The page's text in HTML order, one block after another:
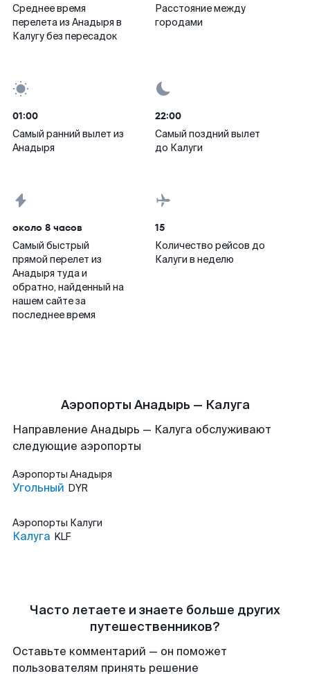
Среднее время
перелета из Анадыря в
Калугу без пересадок
Расстояние между
городами
01:00
Самый ранний вылет из
Анадыря
22:00
Самый поздний вылет
до Калуги
около 8 часов
Самый быстрый
прямой перелет из
Анадыря туда и
обратно, найденный на
нашем сайте за
последнее время
15
Количество рейсов до
Калуги в неделю
Аэропорты Анадырь — Калуга
Направление Анадырь — Калуга обслуживают
следующие аэропорты
Аэропорты Анадыря
Угольный DYR
Аэропорты Калуги
Калуга KLF
Часто летаете и знаете больше других
путешественников?
Оставьте комментарий — он поможет
пользователям принять решение